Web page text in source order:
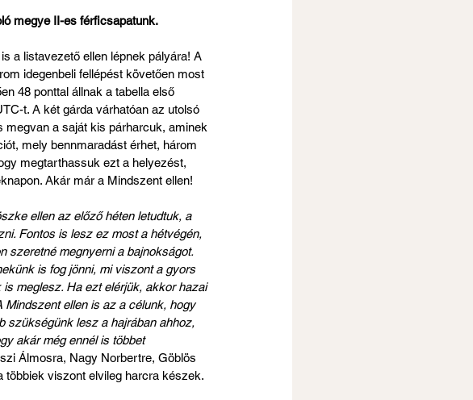
megye II-es férficsapatunk.
a listavezető ellen lépnek pályára! A
idegenbeli fellépést követően most
48 ponttal állnak a tabella első
t. A két gárda várhatóan az utolsó
a saját kis párharcuk, aminek
mely bennmaradást érhet, három
megtarthassuk ezt a helyezést,
Akár már a Mindszent ellen!
ellen az előző héten letudtuk, a
Fontos is lesz ez most a hétvégén,
szeretné megnyerni a bajnokságot.
is fog jönni, mi viszont a gyors
meglesz. Ha ezt elérjük, akkor hazai
Mindszent ellen is az a célunk, hogy
szükségünk lesz a hajrában ahhoz,
akár még ennél is többet
Álmosra, Nagy Norbertre, Göblös
viszont elvileg harcra készek.